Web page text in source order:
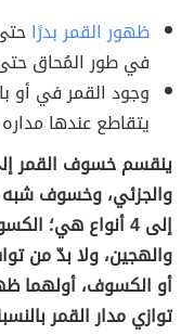
ظهور القمر بدرًا
في طور المُحاق
وجود القمر في أو
يتقاطع عندها
والجزئي، وخسوف
إلى 4 أنواع هي؛
والهجين، ولا بدّ من
أو الكسوف، أولهما
توازي مدار القمر